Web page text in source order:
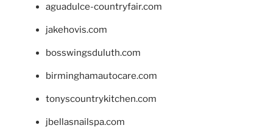
aguadulce-countryfair.com
jakehovis.com
bosswingsduluth.com
birminghamautocare.com
tonyscountrykitchen.com
jbellasnailspa.com